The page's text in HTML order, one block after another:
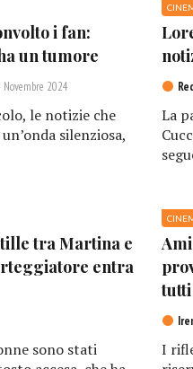
i fan:
un tumore
Novembre 2024
le notizie che
silenziosa,
La
tra Martina e
entra
sono stati
tutti
I